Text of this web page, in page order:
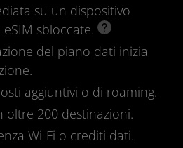
su un dispositivo
sbloccate.
del piano dati inizia
aggiuntivi o di roaming.
oltre 200 destinazioni.
Wi-Fi o crediti dati.